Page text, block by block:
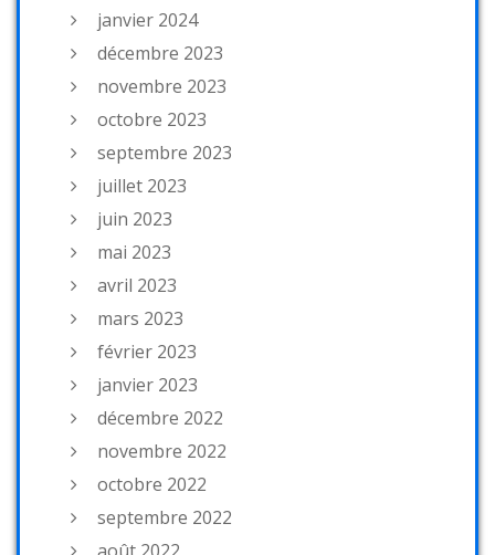
janvier 2024
décembre 2023
novembre 2023
octobre 2023
septembre 2023
juillet 2023
juin 2023
mai 2023
avril 2023
mars 2023
février 2023
janvier 2023
décembre 2022
novembre 2022
octobre 2022
septembre 2022
août 2022